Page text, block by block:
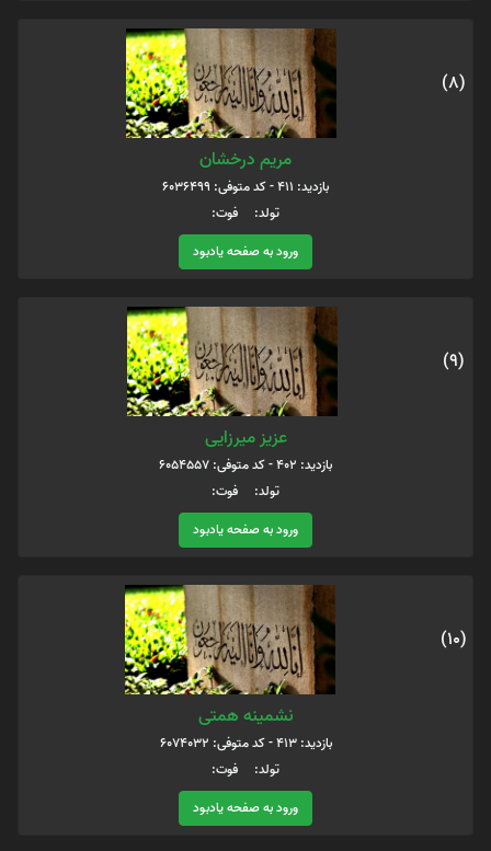
(8)
مریم درخشان
بازدید: 411 - کد متوفی: 6036499
تولد: فوت:
ورود به صفحه یادبود
(9)
عزیز میرزایی
بازدید: 402 - کد متوفی: 6054557
تولد: فوت:
ورود به صفحه یادبود
(10)
نشمینه همتی
بازدید: 413 - کد متوفی: 6074032
تولد: فوت:
ورود به صفحه یادبود